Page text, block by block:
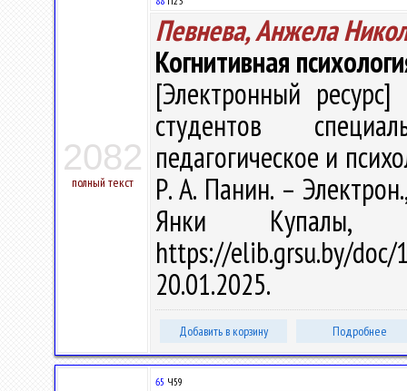
2082
полный текст
Певнева, Анжела
Когнитивная
[Электронный
студентов
педагогическое и
Р. А. Панин. –
Янки
https://elib.grsu.by/
20.01.2025.
Добавить в корзину Подробнее
65 Ч59